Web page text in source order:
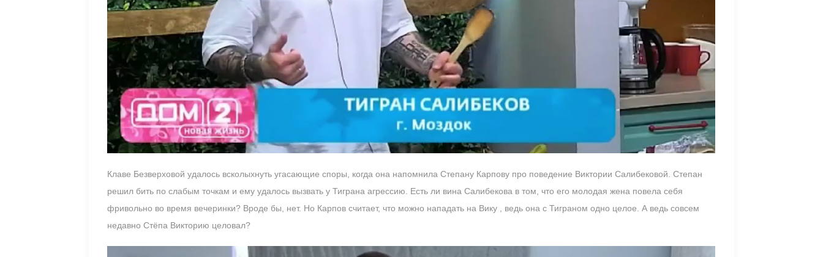
Клаве Безверховой удалось всколыхнуть угасающие споры, когда она напомнила Степану Карпову про поведение Виктории Салибековой. Степан
решил бить по слабым точкам и ему удалось вызвать у Тиграна агрессию. Есть ли вина Салибекова в том, что его молодая жена повела себя
фривольно во время вечеринки? Вроде бы, нет. Но Карпов считает, что можно нападать на Вику , ведь она с Тиграном одно целое. А ведь совсем
недавно Стёпа Викторию целовал?